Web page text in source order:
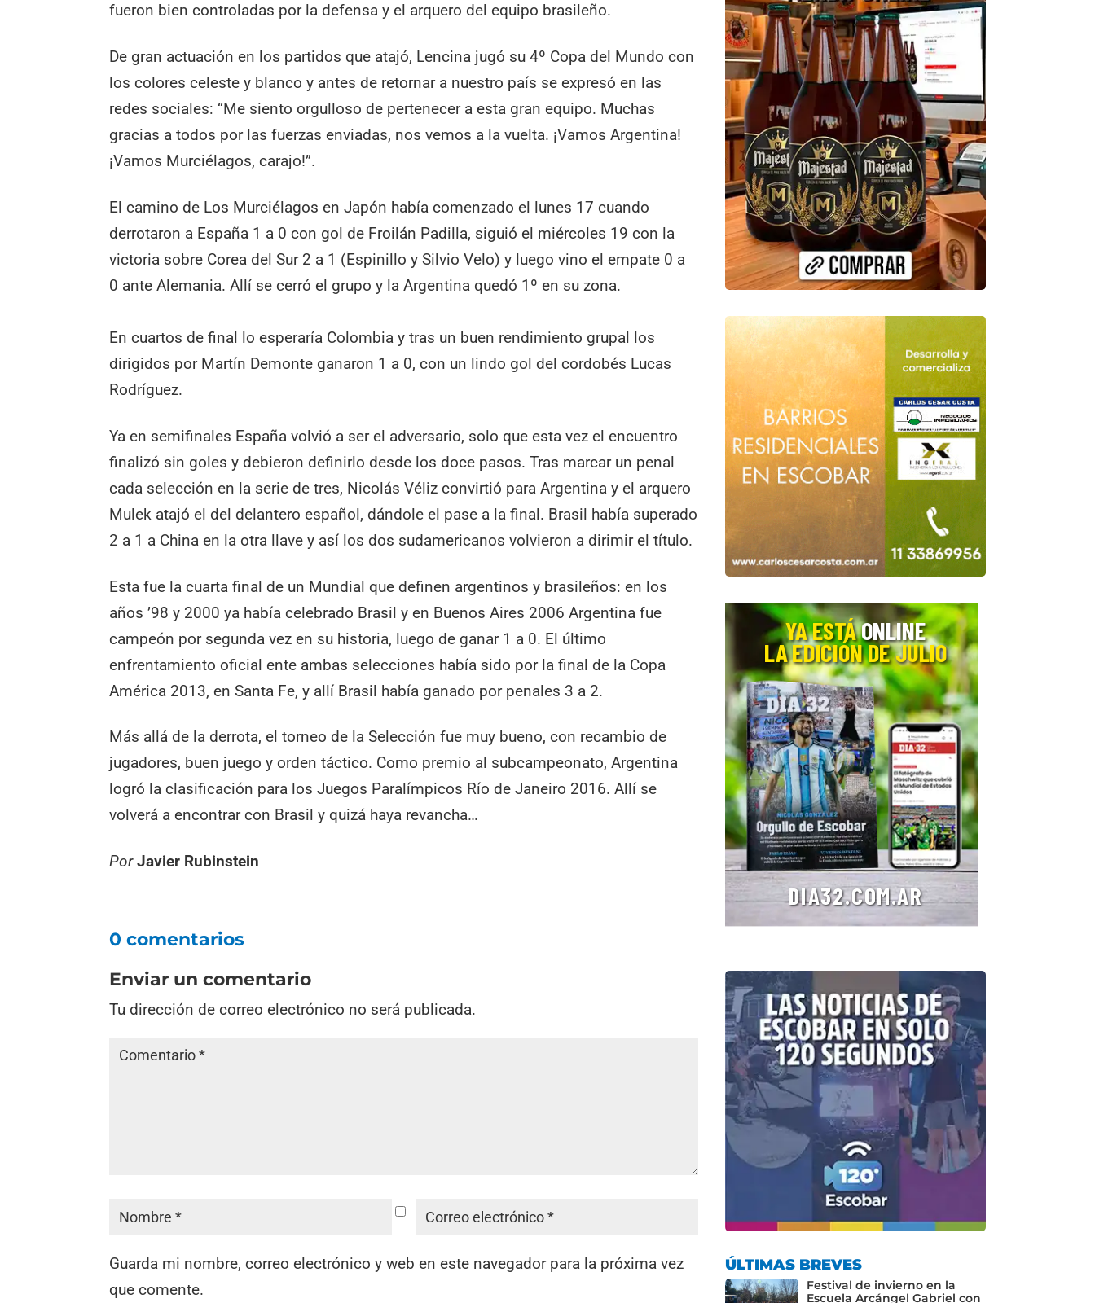
fueron bien controladas por la defensa y el arquero del equipo brasileño.
De gran actuación en los partidos que atajó, Lencina jugó su 4º Copa del Mundo con
los colores celeste y blanco y antes de retornar a nuestro país se expresó en las
redes sociales: “Me siento orgulloso de pertenecer a esta gran equipo. Muchas
gracias a todos por las fuerzas enviadas, nos vemos a la vuelta. ¡Vamos Argentina!
¡Vamos Murciélagos, carajo!”.
El camino de Los Murciélagos en Japón había comenzado el lunes 17 cuando
derrotaron a España 1 a 0 con gol de Froilán Padilla, siguió el miércoles 19 con la
victoria sobre Corea del Sur 2 a 1 (Espinillo y Silvio Velo) y luego vino el empate 0 a
0 ante Alemania. Allí se cerró el grupo y la Argentina quedó 1º en su zona.
En cuartos de final lo esperaría Colombia y tras un buen rendimiento grupal los
dirigidos por Martín Demonte ganaron 1 a 0, con un lindo gol del cordobés Lucas
Rodríguez.
Ya en semifinales España volvió a ser el adversario, solo que esta vez el encuentro
finalizó sin goles y debieron definirlo desde los doce pasos. Tras marcar un penal
cada selección en la serie de tres, Nicolás Véliz convirtió para Argentina y el arquero
Mulek atajó el del delantero español, dándole el pase a la final. Brasil había superado
2 a 1 a China en la otra llave y así los dos sudamericanos volvieron a dirimir el título.
Esta fue la cuarta final de un Mundial que definen argentinos y brasileños: en los
años ’98 y 2000 ya había celebrado Brasil y en Buenos Aires 2006 Argentina fue
campeón por segunda vez en su historia, luego de ganar 1 a 0. El último
enfrentamiento oficial ente ambas selecciones había sido por la final de la Copa
América 2013, en Santa Fe, y allí Brasil había ganado por penales 3 a 2.
Más allá de la derrota, el torneo de la Selección fue muy bueno, con recambio de
jugadores, buen juego y orden táctico. Como premio al subcampeonato, Argentina
logró la clasificación para los Juegos Paralímpicos Río de Janeiro 2016. Allí se
volverá a encontrar con Brasil y quizá haya revancha…
Por Javier Rubinstein
0 comentarios
Enviar un comentario
Tu dirección de correo electrónico no será publicada.
Guarda mi nombre, correo electrónico y web en este navegador para la próxima vez
que comente.
ÚLTIMAS BREVES
Festival de invierno en la
Escuela Arcángel Gabriel con